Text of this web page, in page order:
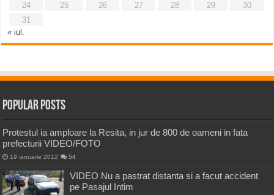
24
25 26 27 28 29
30
31
« iul.
Popular Posts
Protestul ia amploare la Resita, in jur de 800 de oameni in fata
prefecturii VIDEO/FOTO
19 ianuarie 2012 54
VIDEO Nu a pastrat distanta si a facut accident
pe Pasajul Intim